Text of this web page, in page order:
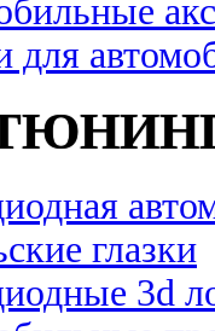
для
глазки
3d